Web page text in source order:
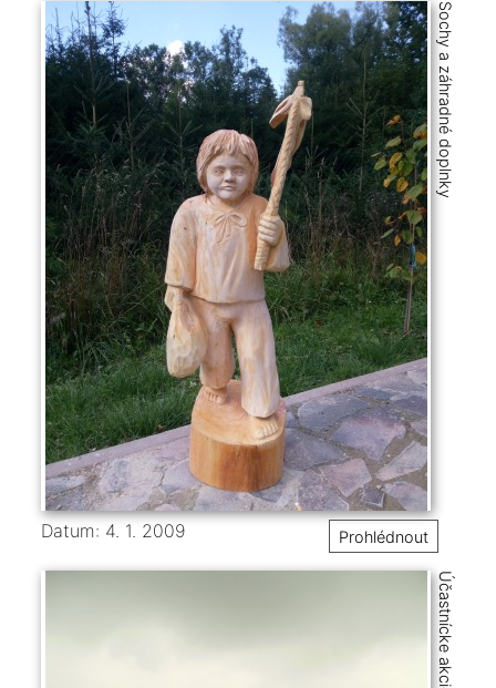
Sochy a záhradné doplnky
Datum: 4. 1. 2009 Prohlédnout
Účastnícke akcie